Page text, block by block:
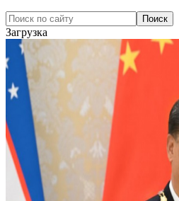
Загрузка